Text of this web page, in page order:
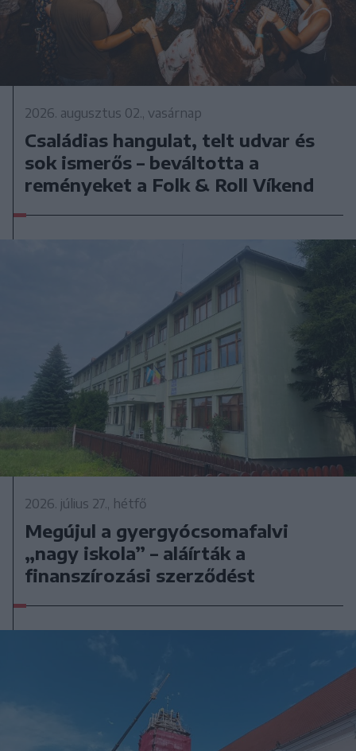
2026. augusztus 02., vasárnap
Családias hangulat, telt udvar és
sok ismerős – beváltotta a
reményeket a Folk & Roll Víkend
2026. július 27., hétfő
Megújul a gyergyócsomafalvi
„nagy iskola” – aláírták a
finanszírozási szerződést